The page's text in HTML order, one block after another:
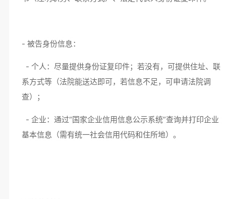
- 被告身份信息：
- 个人：尽量提供身份证复印件；若没有，可提供住址、联
系方式等（法院能送达即可，若信息不足，可申请法院调
查）；
- 企业：通过“国家企业信用信息公示系统”查询并打印企业
基本信息（需有统一社会信用代码和住所地）。